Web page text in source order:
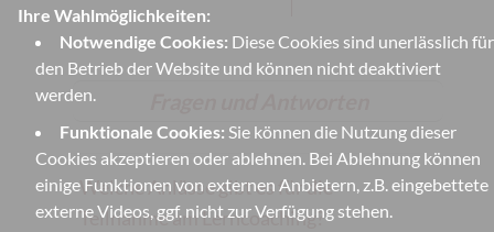
Ihre Wahlmöglichkeiten:
Notwendige Cookies: Diese Cookies sind unerlässlich für
den Betrieb der Website und können nicht deaktiviert
werden.
Funktionale Cookies: Sie können die Nutzung dieser
Cookies akzeptieren oder ablehnen. Bei Ablehnung können
einige Funktionen von externen Anbietern, z.B. eingebettete
externe Videos, ggf. nicht zur Verfügung stehen.
Welche Anlässe gibt es für die
Teilnahme am Lerncoaching?